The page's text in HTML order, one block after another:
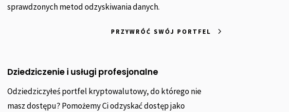
sprawdzonych metod odzyskiwania danych.
PRZYWRÓĆ SWÓJ PORTFEL
Dziedziczenie i usługi profesjonalne
Odziedziczyłeś portfel kryptowalutowy, do którego nie
masz dostępu? Pomożemy Ci odzyskać dostęp jako